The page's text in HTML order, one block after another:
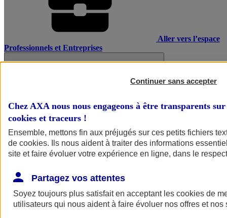
Aller vers l’espace
Professionnels et Entreprises
Continuer sans accepter
Chez AXA nous nous engageons à être transparents
cookies et traceurs !
Ensemble, mettons fin aux préjugés sur ces petits fichiers
de cookies. Ils nous aident à traiter des informations
site et faire évoluer votre expérience en ligne, dans le
Partagez vos attentes
Soyez toujours plus satisfait en acceptant les cookies de
utilisateurs qui nous aident à faire évoluer nos offres et nos